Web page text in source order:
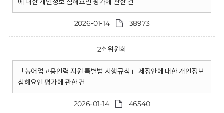
에 대한 개인정보 침해요인 평가에 관한 건
2026-01-14 38973
2소위원회
「농어업고용인력 지원 특별법 시행규칙」 제정안에 대한 개인정보
침해요인 평가에 관한 건
2026-01-14 46540